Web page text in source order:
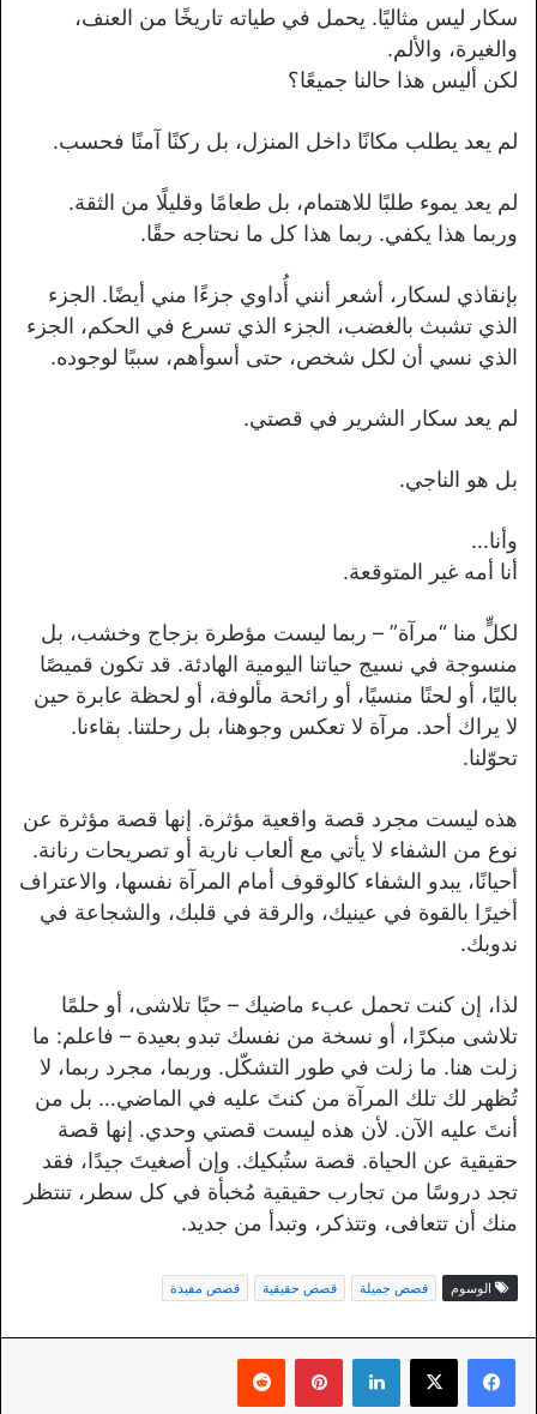
سكار ليس مثاليًا. يحمل في طياته تاريخًا من العنف،
والغيرة، والألم.
لكن أليس هذا حالنا جميعًا؟
لم يعد يطلب مكانًا داخل المنزل، بل ركنًا آمنًا فحسب.
لم يعد يموء طلبًا للاهتمام، بل طعامًا وقليلًا من الثقة.
وربما هذا يكفي. ربما هذا كل ما نحتاجه حقًا.
بإنقاذي لسكار، أشعر أنني أُداوي جزءًا مني أيضًا. الجزء
الذي تشبث بالغضب، الجزء الذي تسرع في الحكم، الجزء
الذي نسي أن لكل شخص، حتى أسوأهم، سببًا لوجوده.
لم يعد سكار الشرير في قصتي.
بل هو الناجي.
وأنا…
أنا أمه غير المتوقعة.
لكلٍّ منا “مرآة” – ربما ليست مؤطرة بزجاج وخشب، بل
منسوجة في نسيج حياتنا اليومية الهادئة. قد تكون قميصًا
باليًا، أو لحنًا منسيًا، أو رائحة مألوفة، أو لحظة عابرة حين
لا يراك أحد. مرآة لا تعكس وجوهنا، بل رحلتنا. بقاءنا.
تحوّلنا.
هذه ليست مجرد قصة واقعية مؤثرة. إنها قصة مؤثرة عن
نوع من الشفاء لا يأتي مع ألعاب نارية أو تصريحات رنانة.
أحيانًا، يبدو الشفاء كالوقوف أمام المرآة نفسها، والاعتراف
أخيرًا بالقوة في عينيك، والرقة في قلبك، والشجاعة في
ندوبك.
لذا، إن كنت تحمل عبء ماضيك – حبًا تلاشى، أو حلمًا
تلاشى مبكرًا، أو نسخة من نفسك تبدو بعيدة – فاعلم: ما
زلت هنا. ما زلت في طور التشكّل. وربما، مجرد ربما، لا
تُظهر لك تلك المرآة من كنتَ عليه في الماضي… بل من
أنتَ عليه الآن. لأن هذه ليست قصتي وحدي. إنها قصة
حقيقية عن الحياة. قصة ستُبكيك. وإن أصغيتَ جيدًا، فقد
تجد دروسًا من تجارب حقيقية مُخبأة في كل سطر، تنتظر
منك أن تتعافى، وتتذكر، وتبدأ من جديد.
الوسوم قصص جميلة قصص حقيقية قصص مفيدة
لينكدإن بينتيريست